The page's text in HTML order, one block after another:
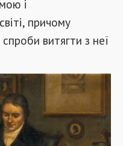
і
причому
витягти з неї